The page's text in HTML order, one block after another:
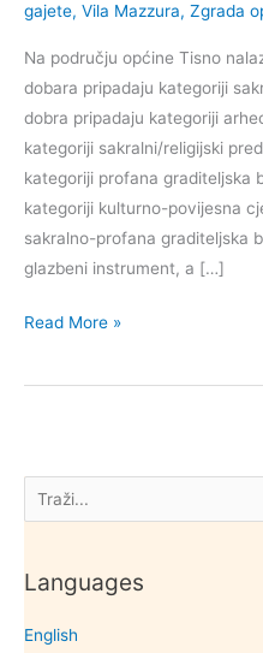
Pretraga
Languages
English
gajete, Vila Mazzura, Zgrada
Na području općine Tisno
dobara pripadaju kategoriji
dobra pripadaju kategoriji
kategoriji sakralni/religijski
kategoriji profana graditeljska
kategoriji kulturno-povijesna
sakralno-profana graditeljska
glazbeni instrument, a […]
Kulturna
općine
Read More »